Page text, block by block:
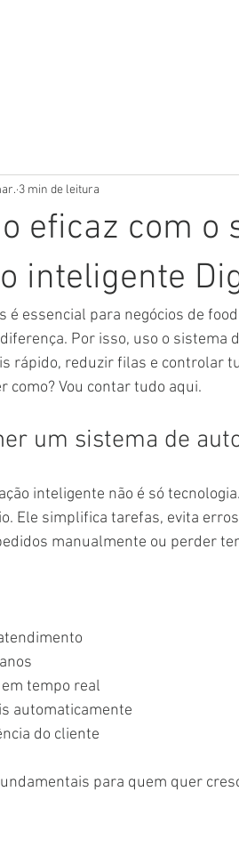
eficaz com o
inteligente
3 min de leitura
essencial para negócios de
Por isso, uso o sistema
rápido, reduzir filas e controlar
como? Vou contar tudo aqui.
um sistema de
inteligente não é só
Ele simplifica tarefas, evita
manualmente ou perder
tempo real
automaticamente
do cliente
para quem quer